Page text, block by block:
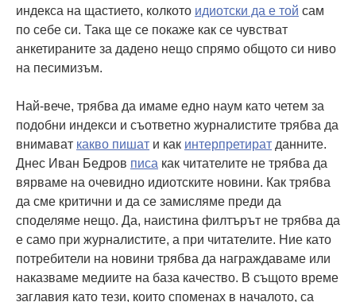
индекса на щастието, колкото идиотски да е той сам
по себе си. Така ще се покаже как се чувстват
анкетираните за дадено нещо спрямо общото си ниво
на песимизъм.
Най-вече, трябва да имаме едно наум като четем за
подобни индекси и съответно журналистите трябва да
внимават какво пишат и как интерпретират данните.
Днес Иван Бедров писа как читателите не трябва да
вярваме на очевидно идиотските новини. Как трябва
да сме критични и да се замисляме преди да
споделяме нещо. Да, наистина филтърът не трябва да
е само при журналистите, а при читателите. Ние като
потребители на новини трябва да награждаваме или
наказваме медиите на база качество. В същото време
заглавия като тези, които споменах в началото, са